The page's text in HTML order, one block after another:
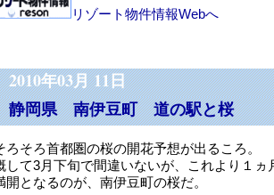
リゾート物件情報Webへ
年03月 11日
静岡県 南伊豆町 道の駅と桜
ろそろ首都圏の桜の開花予想が出るころ。
して3月下旬で間違いないが、これより１ヵ
開となるのが、南伊豆町の桜だ。